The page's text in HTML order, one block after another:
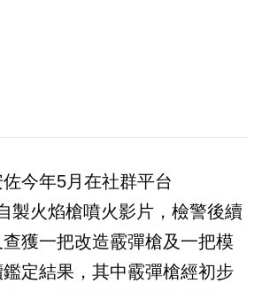
今年5月在社群平台
製火焰槍噴火影片，檢警後續
獲一把改造霰彈槍及一把模
定結果，其中霰彈槍經初步